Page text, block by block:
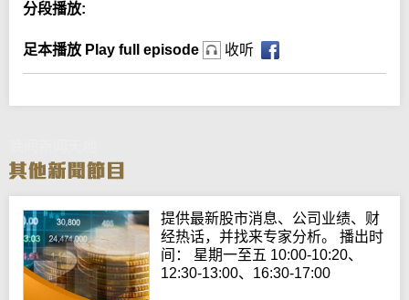
分段播放:
足本播放 Play full episode 收听
提供最新股市消息、公司业绩、财
经热话，并找来专家分析。 播出时
间： 星期一至五 10:00-10:20、
12:30-13:00、16:30-17:00